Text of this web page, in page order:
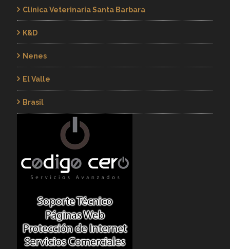
Clínica Veterinaria Santa Barbara
K&d
Nenes
El Valle
Brasil